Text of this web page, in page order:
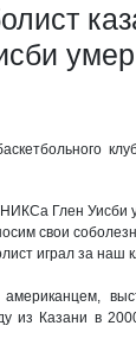
Глен Уисби
свои
играл за наш
из Казани в